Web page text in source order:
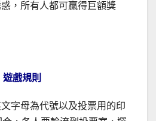
，所有人都可贏得巨額獎
遊戲規則
字母為代號以及投票用的印